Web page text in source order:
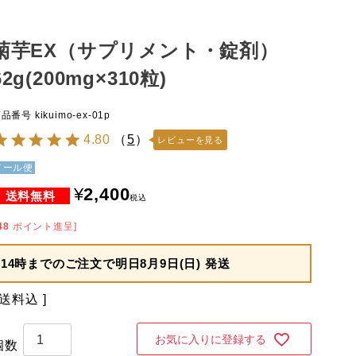
芋EX（サプリメント・錠剤）
粒)
番号 kikuimo-ex-01p
4.80 （5） レビューを見る
ール便
¥2,400税込
ポイント進呈]
14時までのご注文で明日8月9日(日) 発送
料込
お気に入りに登録する